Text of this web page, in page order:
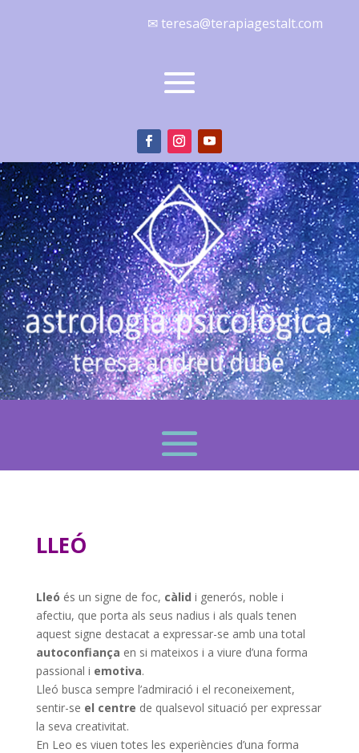
✉ teresa@terapiagestalt.com
LLEÓ
Lleó és un signe de foc, càlid i generós, noble i
afectiu, que porta als seus nadius i als quals tenen
aquest signe destacat a expressar-se amb una total
autoconfiança en si mateixos i a viure d’una forma
passional i emotiva.
Lleó busca sempre l’admiració i el reconeixement,
sentir-se el centre de qualsevol situació per expressar
la seva creativitat.
En Leo es viuen totes les experiències d’una forma